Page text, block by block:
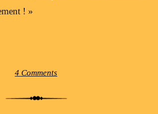
! »
4 Comments